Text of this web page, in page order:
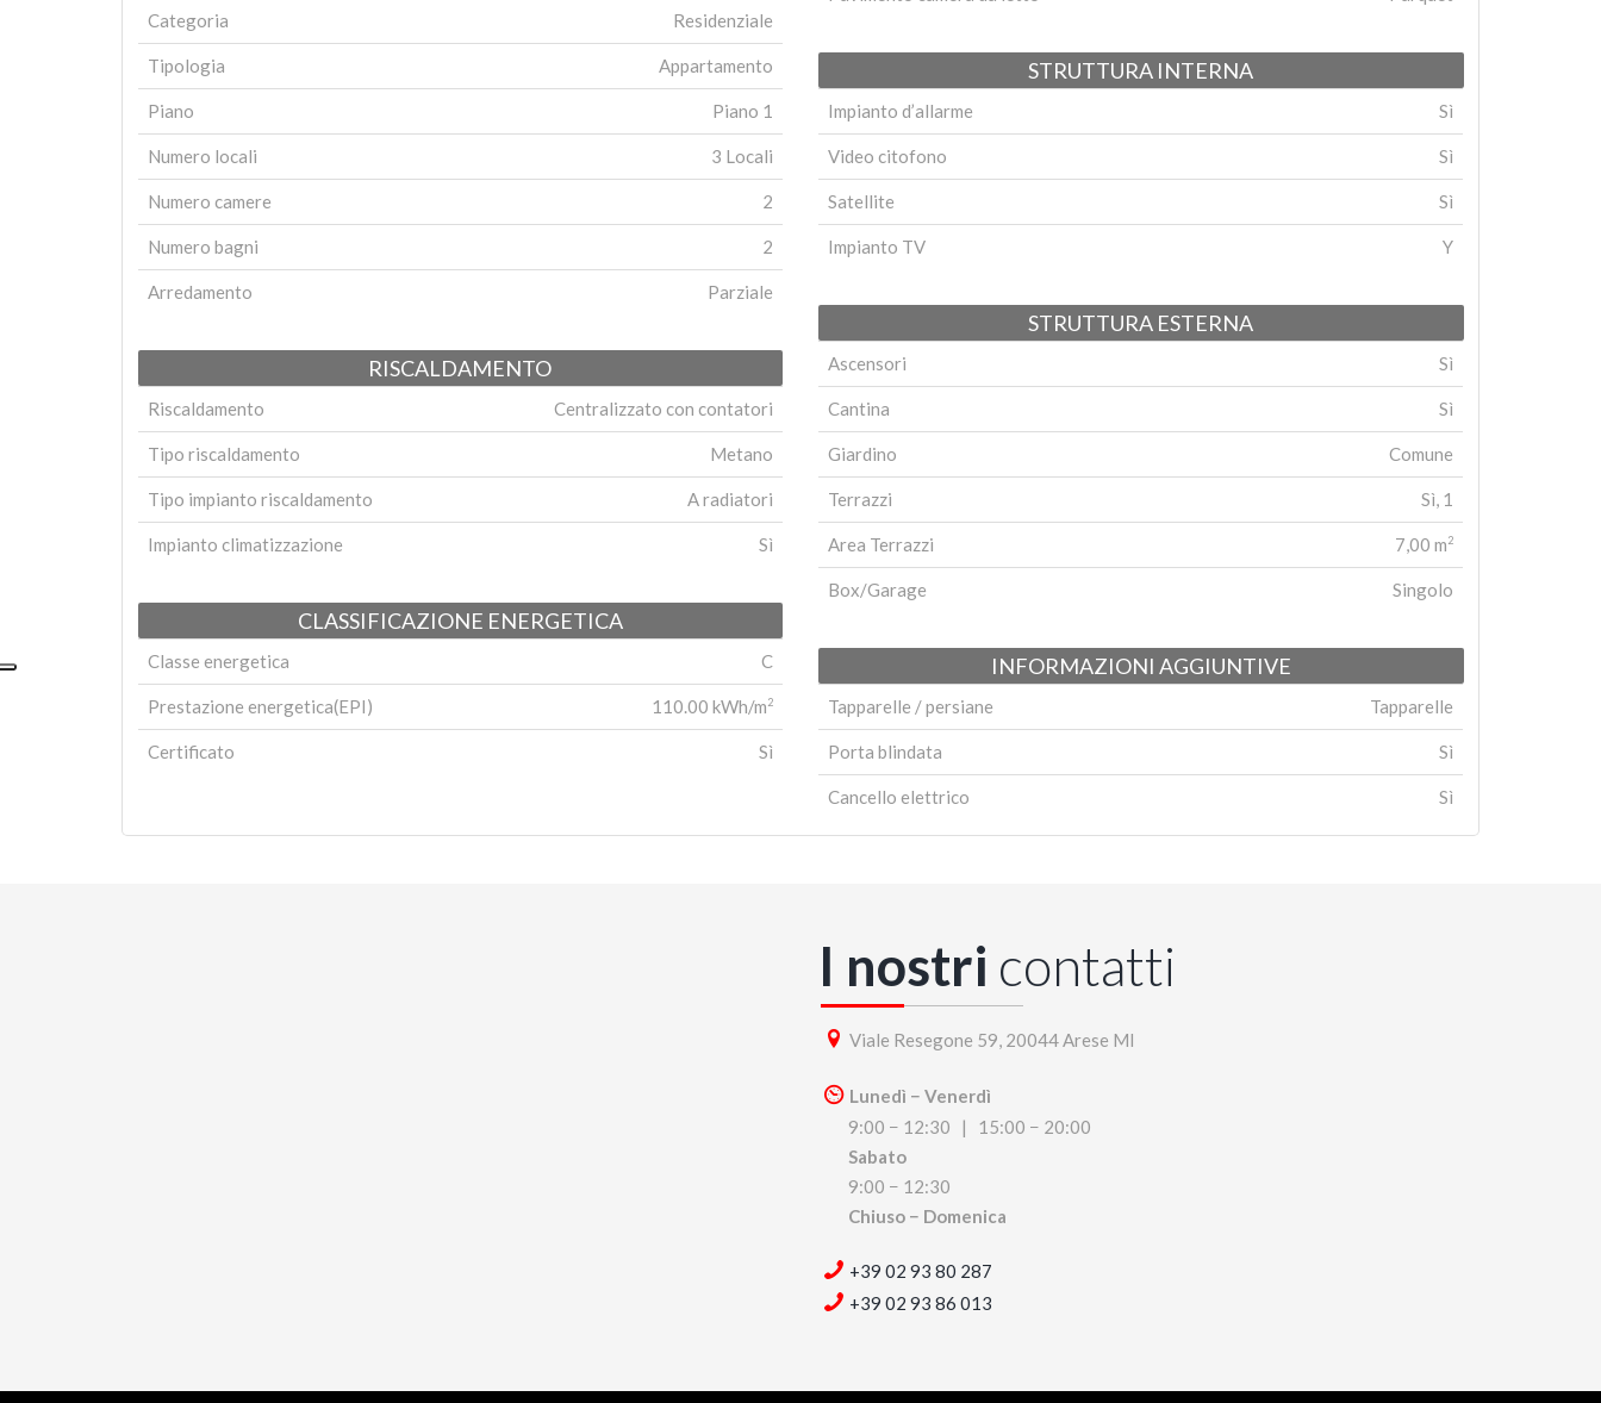
Categoria Residenziale
Tipologia Appartamento
Piano Piano 1
Numero locali 3 Locali
Numero camere 2
Numero bagni 2
Arredamento Parziale
RISCALDAMENTO
Riscaldamento Centralizzato con contatori
Tipo riscaldamento Metano
Tipo impianto riscaldamento A radiatori
Impianto climatizzazione Sì
CLASSIFICAZIONE ENERGETICA
Classe energetica C
Prestazione energetica(EPI) 110.00 kWh/m2
Certificato Sì
STRUTTURA INTERNA
Impianto d’allarme Sì
Video citofono Sì
Satellite Sì
Impianto TV Y
STRUTTURA ESTERNA
Ascensori Sì
Cantina Sì
Giardino Comune
Terrazzi Sì, 1
Area Terrazzi 7,00 m2
Box/Garage Singolo
INFORMAZIONI AGGIUNTIVE
Tapparelle / persiane Tapparelle
Porta blindata Sì
Cancello elettrico Sì
I nostri contatti
Viale Resegone 59, 20044 Arese MI
Lunedì − Venerdì
9:00 − 12:30 | 15:00 − 20:00
Sabato
9:00 − 12:30
Chiuso − Domenica
+39 02 93 80 287
+39 02 93 86 013